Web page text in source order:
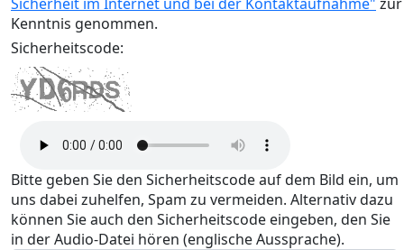
Kenntnis genommen.
Sicherheitscode:
Bitte geben Sie den Sicherheitscode auf dem Bild ein, um
uns dabei zuhelfen, Spam zu vermeiden. Alternativ dazu
können Sie auch den Sicherheitscode eingeben, den Sie
in der Audio-Datei hören (englische Aussprache).